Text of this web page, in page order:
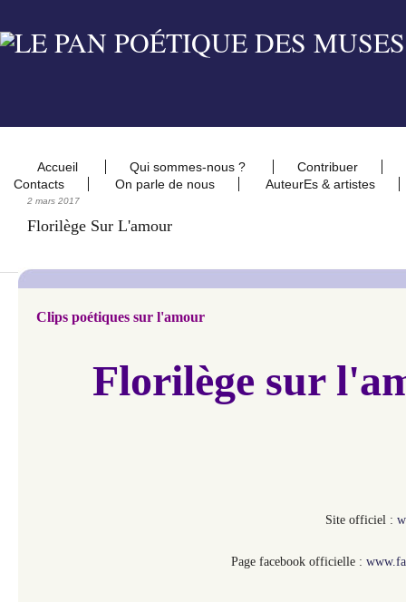
Accueil Qui sommes-nous ?
Contribuer
Contacts
On parle de nous AuteurEs & artistes
2 mars 2017
Florilège Sur L'amour
Clips poétiques sur l'amour
Florilège sur
Site officiel :
Page facebook officielle :